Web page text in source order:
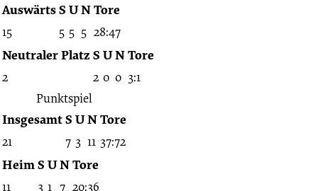
AuswärtsS UNTore
15 5 5 5 28:47
Neutraler Platz S UNTore
2 2 0 0 3:1
Punktspiel
InsgesamtS UNTore
21 7 3 11 37:72
HeimS UNTore
11 3 1 7 20:36